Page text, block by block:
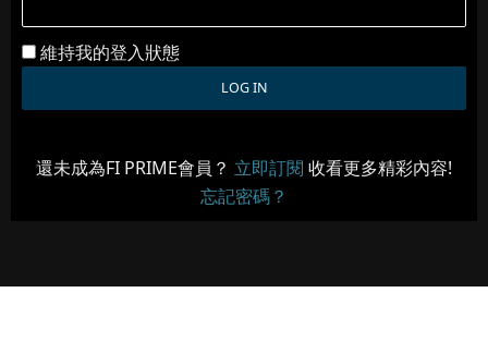
維持我的登入狀態
還未成為FI PRIME會員？ 立即訂閱 收看更多精彩內容!
忘記密碼？